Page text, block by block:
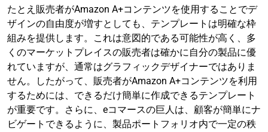
たとえ販売者がAmazon A+コンテンツを使用することでデ
ザインの自由度が増すとしても、テンプレートは明確な枠
組みを提供します。これは意図的である可能性が高く、多
くのマーケットプレイスの販売者は確かに自分の製品に優
れていますが、通常はグラフィックデザイナーではありま
せん。したがって、販売者がAmazon A+コンテンツを利用
するためには、できるだけ簡単に作成できるテンプレート
が重要です。さらに、eコマースの巨人は、顧客が簡単にナ
ビゲートできるように、製品ポートフォリオ内で一定の秩